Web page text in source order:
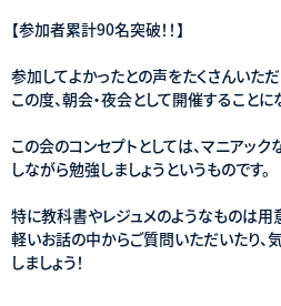
【参加者累計90名突破！！】
参加してよかったとの声をたくさんいた
この度、朝会・夜会として開催することに
この会のコンセプトとしては、マニアッ
しながら勉強しましょうというものです。
特に教科書やレジュメのようなものは用
軽いお話の中からご質問いただいたり、
しましょう！